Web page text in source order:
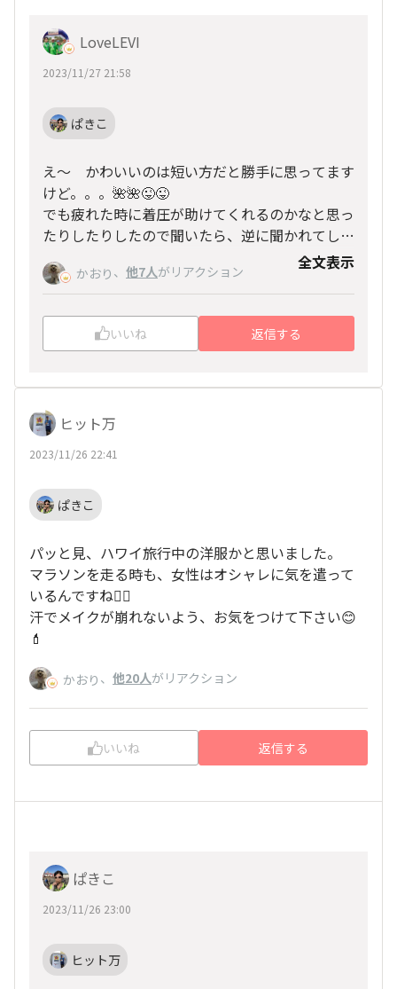
LoveLEVI
2023/11/27 21:58
ぱきこ
え〜 かわいいのは短い方だと勝手に思ってます
けど。。。🌺🌺😜😜
でも疲れた時に着圧が助けてくれるのかなと思っ
たりしたりしたので聞いたら、逆に聞かれてしま
った。。。😝😝
かおり 、 他7人がリアクション 全文表示
いいね 返信する
ヒット万
2023/11/26 22:41
ぱきこ
パッと見、ハワイ旅行中の洋服かと思いました。
マラソンを走る時も、女性はオシャレに気を遣って
いるんですね🏃‍♀️
汗でメイクが崩れないよう、お気をつけて下さい😊
💄
かおり 、 他20人がリアクション
いいね 返信する
ぱきこ
2023/11/26 23:00
ヒット万